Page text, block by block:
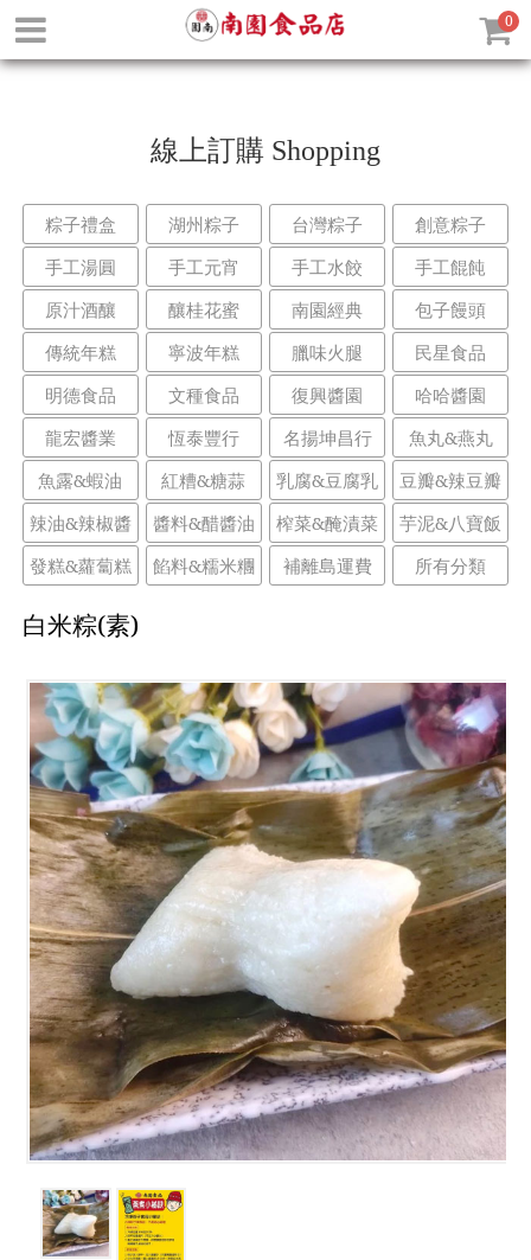
0
線上訂購 Shopping
粽子禮盒 湖州粽子 台灣粽子
創意粽子
手工湯圓
手工元宵 手工水餃
手工餛飩
原汁酒釀
釀桂花蜜 南園經典
包子饅頭
傳統年糕
寧波年糕 臘味火腿
民星食品
明德食品
文種食品 復興醬園
哈哈醬園
龍宏醬業
恆泰豐行 名揚坤昌行
魚丸&燕丸
魚露&蝦油
紅糟&糖蒜 乳腐&豆腐乳
豆瓣&辣豆瓣
辣油&辣椒醬
醬料&醋醬油 榨菜&醃漬菜
芋泥&八寶飯
發糕&蘿蔔糕
餡料&糯米糰 補離島運費 所有分類
白米粽(素)